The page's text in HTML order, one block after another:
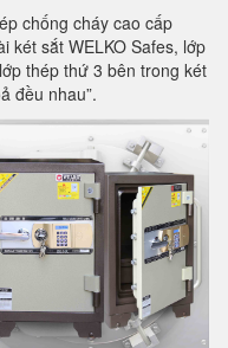
chống cháy cao cấp
két sắt WELKO Safes, lớp
thép thứ 3 bên trong két
đều nhau”.